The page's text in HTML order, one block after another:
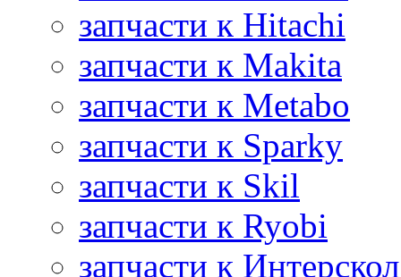
запчасти к Hitachi
запчасти к Makita
запчасти к Metabo
запчасти к Sparky
запчасти к Skil
запчасти к Ryobi
запчасти к Интерскол